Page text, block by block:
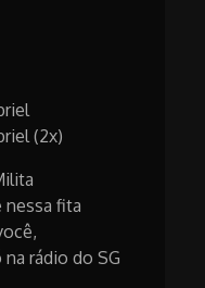
(2x)
fita
rádio do SG